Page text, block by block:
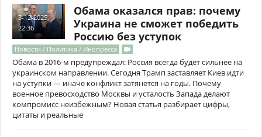
3-12-2025,
22:36
Обама оказался прав: почему
Украина не сможет победить
Россию без уступок
Новости / Политика / Инопресса
Обама в 2016-м предупреждал: Россия всегда будет сильнее на
украинском направлении. Сегодня Трамп заставляет Киев идти
на уступки — иначе конфликт затянется на годы. Почему
военное превосходство Москвы и усталость Запада делают
компромисс неизбежным? Новая статья разбирает цифры,
цитаты и реальные